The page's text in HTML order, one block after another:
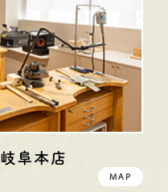
岐阜本店
MAP